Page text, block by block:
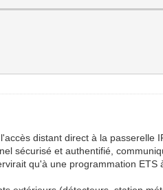
distant direct à la passerelle
sécurisé et authentifié,
qu'à une programmation ETS